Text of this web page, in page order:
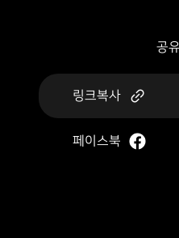
공
링크복사
페이스북